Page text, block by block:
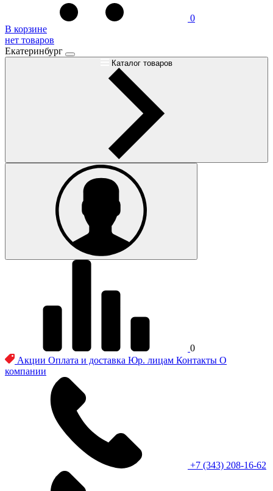
0
В корзине
нет товаров
Екатеринбург
Каталог товаров
0
Акции Оплата и доставка Юр. лицам Контакты О
компании
+7 (343) 208-16-62